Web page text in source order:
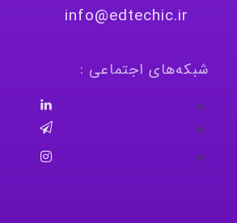
info@edtechic.ir
شبکه‌های اجتماعی :